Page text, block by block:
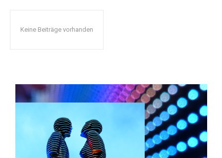
Keine Beiträge vorhanden